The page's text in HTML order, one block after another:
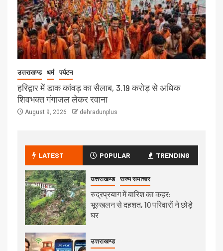
उत्तराखण्ड धर्म पर्यटन
हरिद्वार में डाक कांवड़ का सैलाब, 3.19 करोड़ से अधिक
शिवभक्त गंगाजल लेकर रवाना
August 9, 2026 dehradunplus
LATEST POPULAR TRENDING
उत्तराखण्ड राज्य समाचार
रुद्रप्रयाग में बारिश का कहर:
भूस्खलन से दहशत, 10 परिवारों ने छोड़े
घर
उत्तराखण्ड